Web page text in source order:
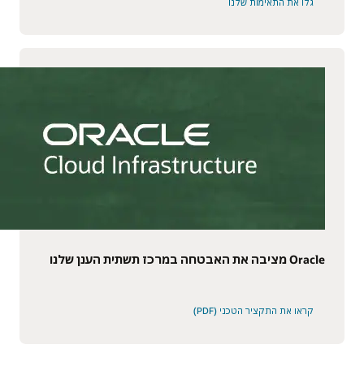
Oracle מציבה את האבטחה במרכז תשתית הענן שלנו
קראו את התקציר הטכני (PDF)